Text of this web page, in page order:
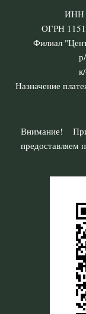
ИНН
ОГРН
Филиал
Назначение
Внимание!
предоставляем